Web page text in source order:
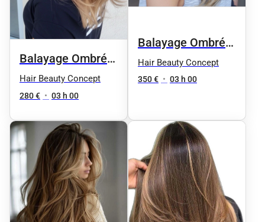
Balayage Ombré
Hair cheveux
court
Hair Beauty Concept
280 € • 03 h 00
Balayage Ombré
hair cheveux mi
longs
Hair Beauty Concept
350 € • 03 h 00